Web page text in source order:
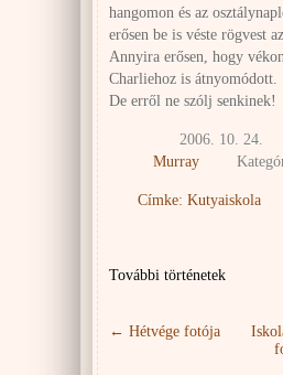
hangomon és az
erősen be is véste rögvest
Annyira erősen, hogy
Charliehoz is átnyomódott.
De erről ne szólj senkinek!
2006. 10. 24.
Murray
Címke: Kutyaiskola
További történetek
← Hétvége fotója